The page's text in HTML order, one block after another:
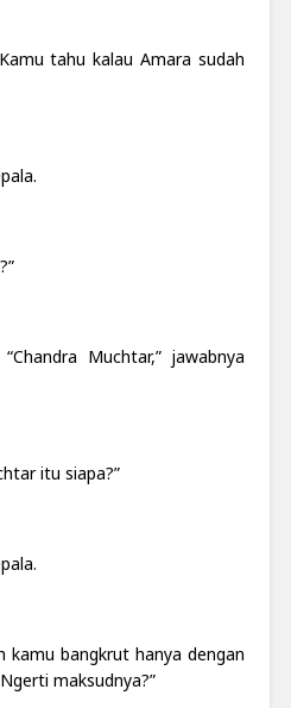
tahu kalau Amara sudah
Muchtar,” jawabnya
itu siapa?”
kamu bangkrut hanya dengan
maksudnya?”